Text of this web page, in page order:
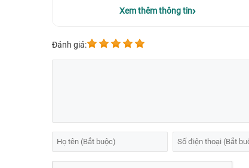
Xem thêm thông tin
Đánh giá: